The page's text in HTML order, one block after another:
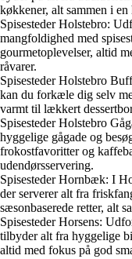
køkkener, alt sammen i
Spisesteder Holstebro:
mangfoldighed med
gourmetoplevelser, altid
råvarer.
Spisesteder Holstebro
kan du forkæle dig selv
varmt til lækkert
Spisesteder Holstebro
hyggelige gågade og
frokostfavoritter og
udendørsservering.
Spisesteder Hornbæk: I
der serverer alt fra
sæsonbaserede retter, alt
Spisesteder Horsens:
tilbyder alt fra hyggelige
altid med fokus på god